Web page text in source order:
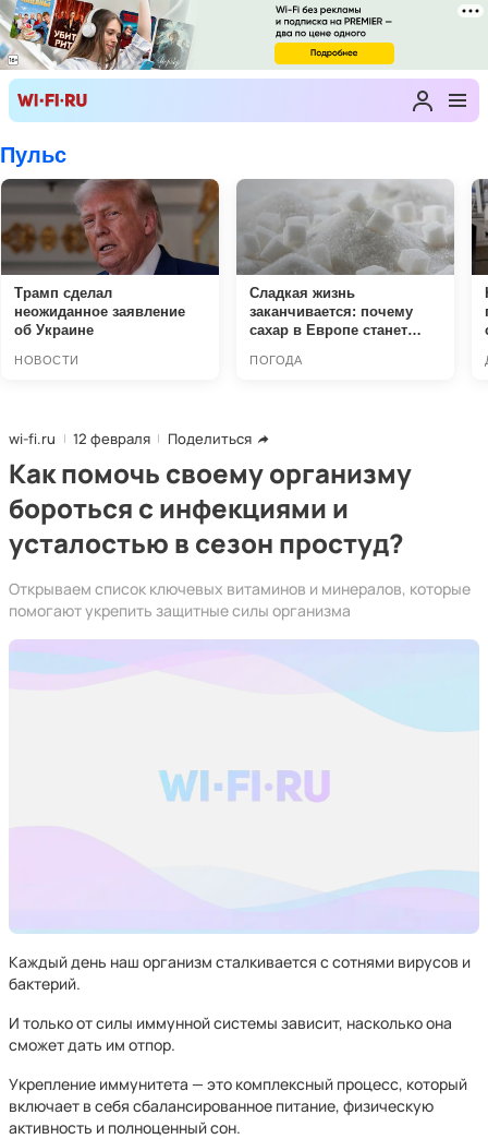
wi-fi.ru 12 февраля Поделиться
Как помочь своему организму
бороться с инфекциями и
усталостью в сезон простуд?
Открываем список ключевых витаминов и минералов, которые
помогают укрепить защитные силы организма
Каждый день наш организм сталкивается с сотнями вирусов и
бактерий.
И только от силы иммунной системы зависит, насколько она
сможет дать им отпор.
Укрепление иммунитета — это комплексный процесс, который
включает в себя сбалансированное питание, физическую
активность и полноценный сон.